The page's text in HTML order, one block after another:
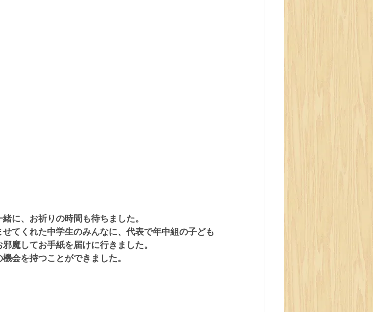
に、お祈りの時間も待ちました。
てくれた中学生のみんなに、代表で年中組の子ども
魔してお手紙を届けに行きました。
会を持つことができました。